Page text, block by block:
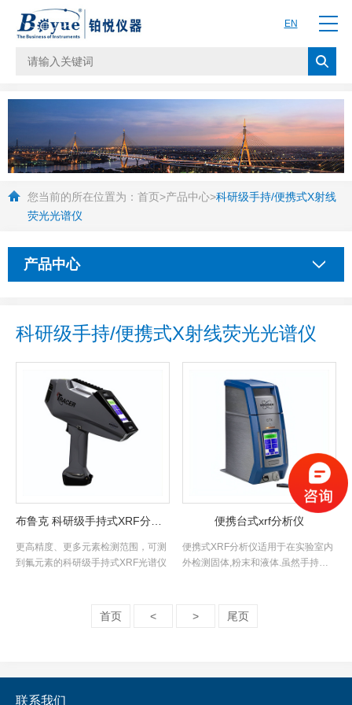
EN
您当前的所在位置为： 首页>产品中心>科研级手持/便携式X射线
荧光光谱仪
产品中心
科研级手持/便携式X射线荧光光谱仪
布鲁克 科研级手持式XRF分析仪 TRACER 5g
更高精度、更多元素检测范围，可测
到氟元素的科研级手持式XRF光谱仪
便携台式xrf分析仪
便携式XRF分析仪适用于在实验室内
外检测固体,粉末和液体.虽然手持式
首页 < > 尾页
联系我们